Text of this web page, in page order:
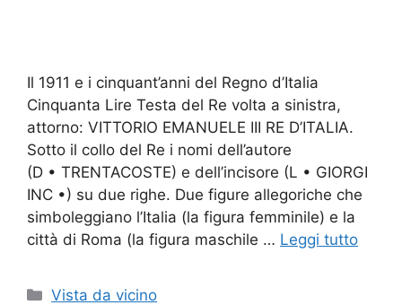
Il 1911 e i cinquant’anni del Regno d’Italia
Cinquanta Lire Testa del Re volta a sinistra,
attorno: VITTORIO EMANUELE III RE D’ITALIA.
Sotto il collo del Re i nomi dell’autore
(D • TRENTACOSTE) e dell’incisore (L • GIORGI
INC •) su due righe. Due figure allegoriche che
simboleggiano l’Italia (la figura femminile) e la
città di Roma (la figura maschile … Leggi tutto
Categorie
Vista da vicino